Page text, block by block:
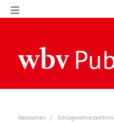
Ressourcen Schlagwortverzeichnis